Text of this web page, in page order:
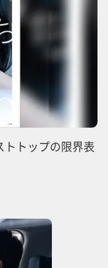
トップの限界表